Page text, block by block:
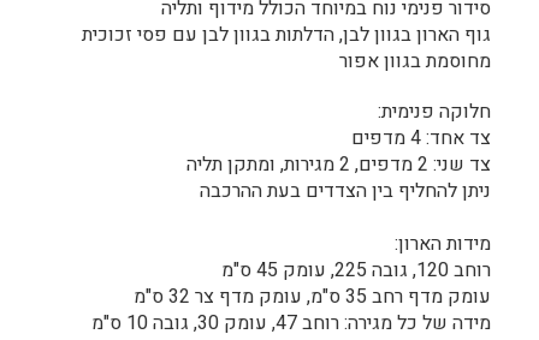
סידור פנימי נוח במיוחד הכולל מידוף ותליה
גוף הארון בגוון לבן, הדלתות בגוון לבן עם פסי זכוכית
מחוסמת בגוון אפור
חלוקה פנימית:
צד אחד: 4 מדפים
צד שני: 2 מדפים, 2 מגירות, ומתקן תליה
ניתן להחליף בין הצדדים בעת ההרכבה
מידות הארון:
רוחב 120, גובה 225, עומק 45 ס"מ
עומק מדף רחב 35 ס"מ, עומק מדף צר 32 ס"מ
מידה של כל מגירה: רוחב 47, עומק 30, גובה 10 ס"מ